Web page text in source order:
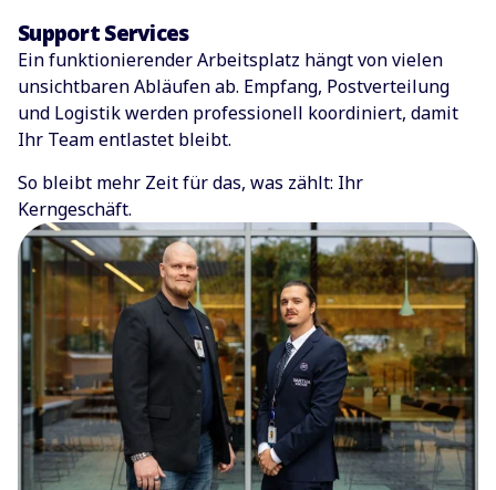
Support Services
Ein funktionierender Arbeitsplatz hängt von vielen
unsichtbaren Abläufen ab. Empfang, Postverteilung
und Logistik werden professionell koordiniert, damit
Ihr Team entlastet bleibt.
So bleibt mehr Zeit für das, was zählt: Ihr
Kerngeschäft.